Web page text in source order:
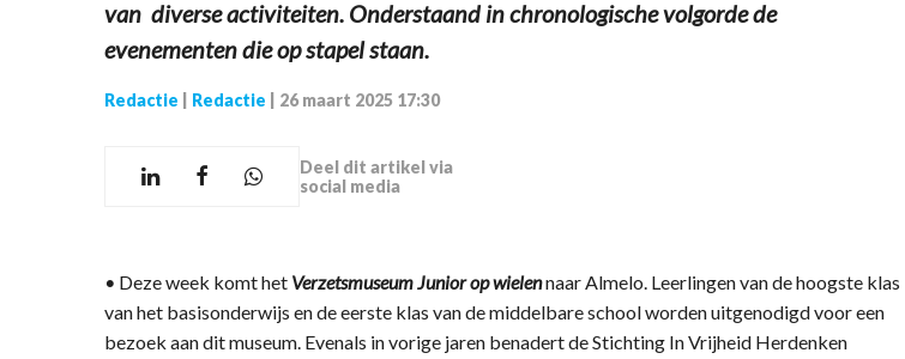
van diverse activiteiten. Onderstaand in chronologische volgorde de
evenementen die op stapel staan.
Redactie Redactie 26 maart 2025 17:30
Deel dit artikel via
social media
• Deze week komt het Verzetsmuseum Junior op wielennaar Almelo. Leerlingen van de hoogste klas
van het basisonderwijs en de eerste klas van de middelbare school worden uitgenodigd voor een
bezoek aan dit museum. Evenals in vorige jaren benadert de Stichting In Vrijheid Herdenken